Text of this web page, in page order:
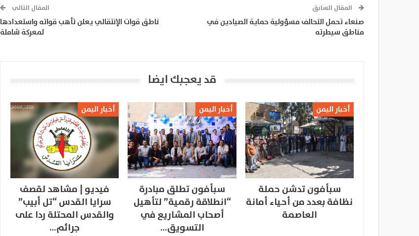
المقال السابق
صنعاء تحمل التحالف مسؤولية حماية الصيادين في
مناطق سيطرته
المقال التالي
ناطق قوات الإنتقالي يعلن تأهب قواته واستعدادها
لمعركة شاملة
قد يعجبك ايضا
أخبار اليمن
سبأفون تدشن حملة
نظافة بعدد من أحياء أمانة
العاصمة
أخبار اليمن
سبأفون تطلق مبادرة
“انطلاقة رقمية” لتأهيل
أصحاب المشاريع في
التسويق…
أخبار اليمن
فيديو | مشاهد لقصف
سرايا القدس “تل أبيب”
والقدس المحتلة ردا على
جرائم…